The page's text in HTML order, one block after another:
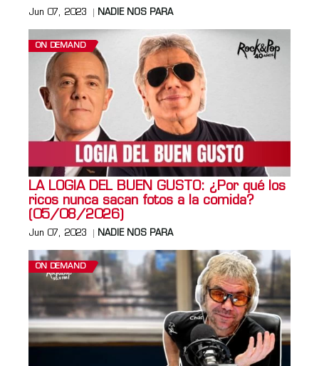
Jun 07, 2023 NADIE NOS PARA
ON DEMAND
LA LOGIA DEL BUEN GUSTO: ¿Por qué los
ricos nunca sacan fotos a la comida?
(05/08/2026)
Jun 07, 2023 NADIE NOS PARA
ON DEMAND